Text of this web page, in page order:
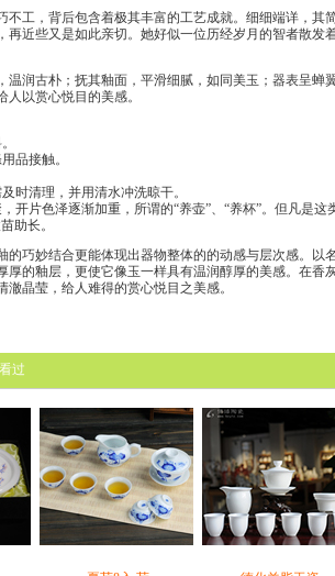
不工，背后包含着极其丰富的工艺成就。细细端详，
再近些又是如此亲切。她好似一位历经岁月的智者散发
温润古朴；抚其釉面，平滑细腻，如同美玉；器表呈
以赏心悦目的美感。
品接触。
时清理，并用清水冲洗晾干。
开片色泽逐渐加重，所谓的“养壶”、“养杯”。但凡是
助长。
的巧妙结合更能体现出器物整体的的动感与层次感。以
厚的釉层，更使它像玉一样具有温润醇厚的美感。在
澈晶莹，给人难得的赏心悦目之美感。
过